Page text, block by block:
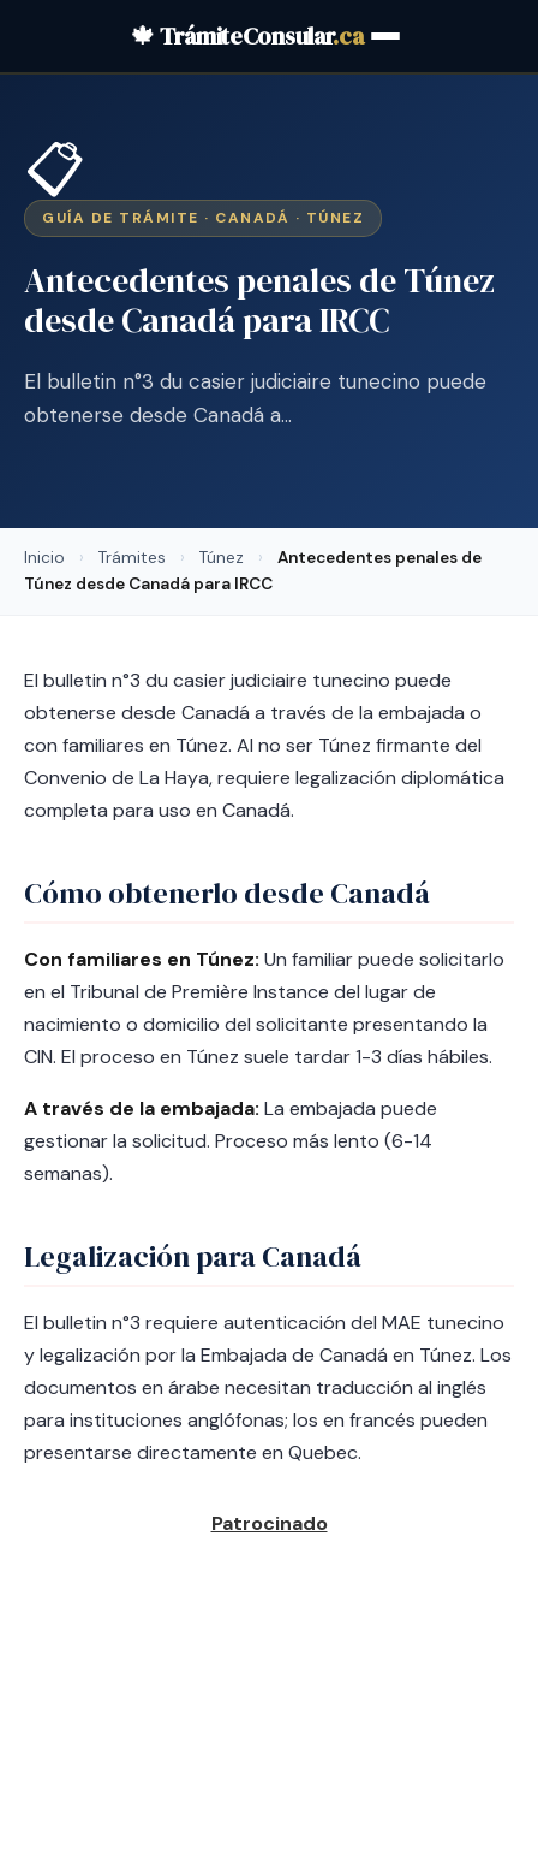
🍁 TrámiteConsular.ca
📋
GUÍA DE TRÁMITE · CANADÁ · TÚNEZ
Antecedentes penales de Túnez
desde Canadá para IRCC
El bulletin n°3 du casier judiciaire tunecino puede
obtenerse desde Canadá a…
Inicio › Trámites › Túnez ›
Antecedentes penales de
Túnez desde Canadá para IRCC
El bulletin n°3 du casier judiciaire tunecino puede
obtenerse desde Canadá a través de la embajada o
con familiares en Túnez. Al no ser Túnez firmante del
Convenio de La Haya, requiere legalización diplomática
completa para uso en Canadá.
Cómo obtenerlo desde Canadá
Con familiares en Túnez: Un familiar puede solicitarlo
en el Tribunal de Première Instance del lugar de
nacimiento o domicilio del solicitante presentando la
CIN. El proceso en Túnez suele tardar 1-3 días hábiles.
A través de la embajada: La embajada puede
gestionar la solicitud. Proceso más lento (6-14
semanas).
Legalización para Canadá
El bulletin n°3 requiere autenticación del MAE tunecino
y legalización por la Embajada de Canadá en Túnez. Los
documentos en árabe necesitan traducción al inglés
para instituciones anglófonas; los en francés pueden
presentarse directamente en Quebec.